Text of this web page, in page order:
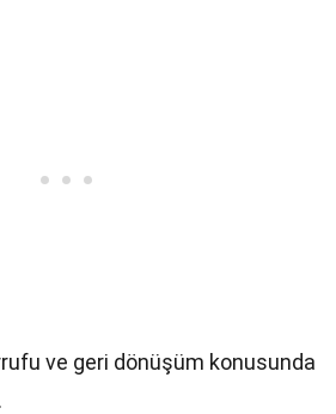
ve geri dönüşüm konusunda